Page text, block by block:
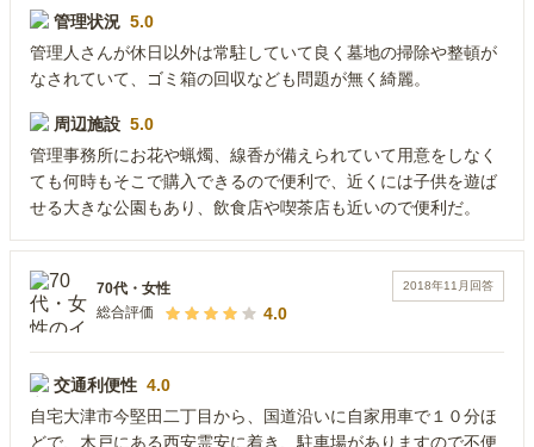
管理状況 5.0
管理人さんが休日以外は常駐していて良く墓地の掃除や整頓が
なされていて、ゴミ箱の回収なども問題が無く綺麗。
周辺施設 5.0
管理事務所にお花や蝋燭、線香が備えられていて用意をしなく
ても何時もそこで購入できるので便利で、近くには子供を遊ば
せる大きな公園もあり、飲食店や喫茶店も近いので便利だ。
2018年11月 回答
70代 ・ 女性
総合評価
4.0
交通利便性 4.0
自宅大津市今堅田二丁目から、国道沿いに自家用車で１０分ほ
どで、木戸にある西安霊安に着き、駐車場がありますので不便